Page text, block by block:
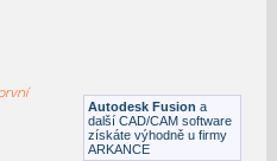
ANGLE COLLAR
Autodesk Fusion a
další CAD/CAM software
získáte výhodně u firmy
ARKANCE